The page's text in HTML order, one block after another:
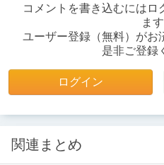
コメントを書き込むにはロ
ます
ユーザー登録（無料）がお
是非ご登録
ログイン
関連まとめ